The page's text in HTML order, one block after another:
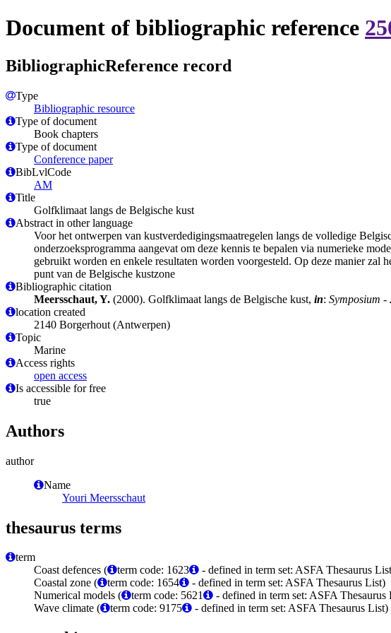
Document of bibliographic reference
BibliographicReference record
Type
Bibliographic resource
Type of document
Book chapters
Type of document
Conference paper
BibLvlCode
AM
Title
Golfklimaat langs de Belgische kust
Abstract in other language
Voor het ontwerpen van kustverdedigingsmaatregelen langs de volledige
onderzoeksprogramma aangevat om deze kennis te bepalen via numerieke
gebruikt worden en enkele resultaten worden voorgesteld. Op deze manier
punt van de Belgische kustzone
Bibliographic citation
Meersschaut, Y. (2000). Golfklimaat langs de Belgische kust, in: Symposium -
location created
2140 Borgerhout (Antwerpen)
Topic
Marine
Access rights
open access
Is accessible for free
true
Authors
author
Name
Youri Meersschaut
thesaurus terms
term
Coast defences (
term code: 1623
- defined in term set: ASFA Thesaurus
Coastal zone (
term code: 1654
- defined in term set: ASFA Thesaurus List)
Numerical models (
term code: 5621
- defined in term set: ASFA Thesaurus
Wave climate (
term code: 9175 - defined in term set: ASFA Thesaurus List)